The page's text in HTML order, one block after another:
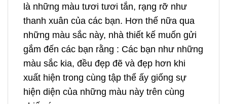
là những màu tươi tươi tắn, rạng rỡ như
thanh xuân của các bạn. Hơn thế nữa qua
những màu sắc này, nhà thiết kế muốn gửi
gắm đến các bạn rằng : Các bạn như những
màu sắc kia, đều đẹp đẽ và đẹp hơn khi
xuất hiện trong cùng tập thể ấy giống sự
hiện diện của những màu này trên cùng